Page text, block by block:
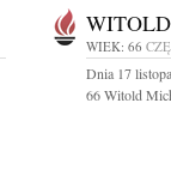
WIEK: 66
Dnia 17
66 Witold